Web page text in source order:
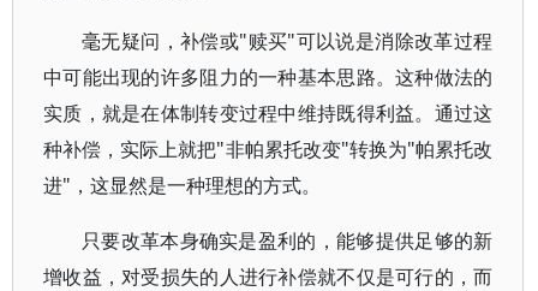
毫无疑问，补偿或"赎买"可以说是消除改革过程
中可能出现的许多阻力的一种基本思路。这种做法的
实质，就是在体制转变过程中维持既得利益。通过这
种补偿，实际上就把"非帕累托改变"转换为"帕累托改
进"，这显然是一种理想的方式。
只要改革本身确实是盈利的，能够提供足够的新
增收益，对受损失的人进行补偿就不仅是可行的，而